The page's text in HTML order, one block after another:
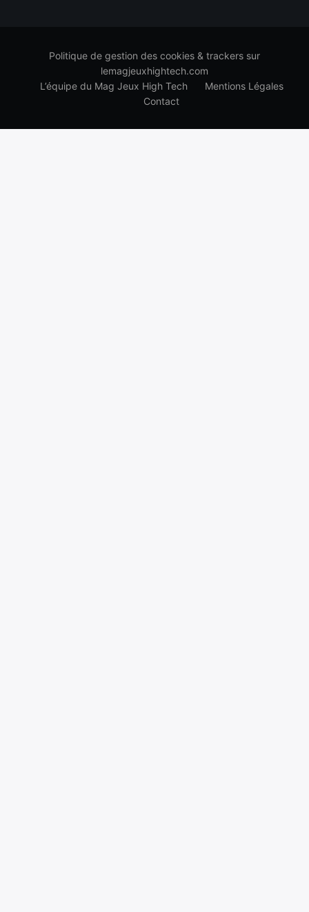
Politique de gestion des cookies & trackers sur
lemagjeuxhightech.com
L’équipe du Mag Jeux High Tech
Mentions Légales
Contact